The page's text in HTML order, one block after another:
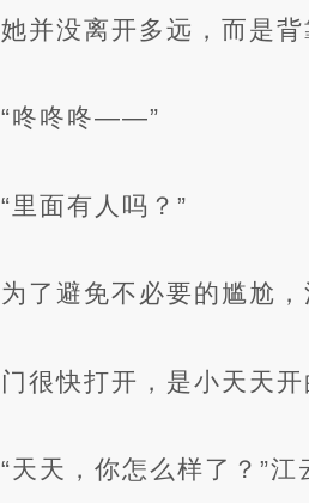
她并没离开多远，而是
“咚咚咚——”
“里面有人吗？”
为了避免不必要的尴尬
门很快打开，是小天天开
“天天，你怎么样了？”